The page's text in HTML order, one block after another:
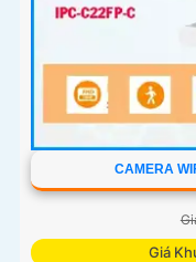
CAMERA
Giá